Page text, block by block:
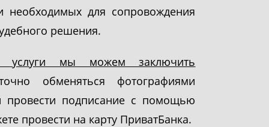
необходимых для сопровождения
решения.
услуги мы можем заключить
обменяться фотографиями
провести подписание с помощью
провести на карту ПриватБанка.